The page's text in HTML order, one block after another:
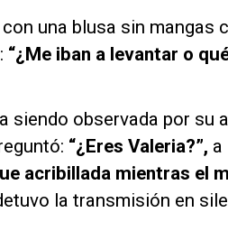
una blusa sin mangas
“¿Me iban a levantar o
siendo observada por su
“¿Eres Valeria?”, a
acribillada mientras el
la transmisión en